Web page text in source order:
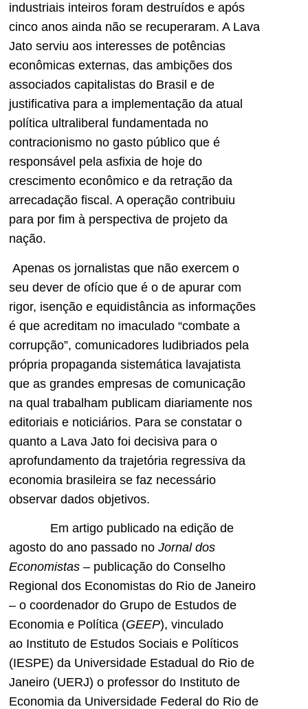
industriais inteiros foram destruídos e após
cinco anos ainda não se recuperaram. A Lava
Jato serviu aos interesses de potências
econômicas externas, das ambições dos
associados capitalistas do Brasil e de
justificativa para a implementação da atual
política ultraliberal fundamentada no
contracionismo no gasto público que é
responsável pela asfixia de hoje do
crescimento econômico e da retração da
arrecadação fiscal. A operação contribuiu
para por fim à perspectiva de projeto da
nação.
Apenas os jornalistas que não exercem o
seu dever de ofício que é o de apurar com
rigor, isenção e equidistância as informações
é que acreditam no imaculado “combate a
corrupção”, comunicadores ludibriados pela
própria propaganda sistemática lavajatista
que as grandes empresas de comunicação
na qual trabalham publicam diariamente nos
editoriais e noticiários. Para se constatar o
quanto a Lava Jato foi decisiva para o
aprofundamento da trajetória regressiva da
economia brasileira se faz necessário
observar dados objetivos.
Em artigo publicado na edição de
agosto do ano passado no Jornal dos
Economistas – publicação do Conselho
Regional dos Economistas do Rio de Janeiro
– o coordenador do Grupo de Estudos de
Economia e Política (GEEP), vinculado
ao Instituto de Estudos Sociais e Políticos
(IESPE) da Universidade Estadual do Rio de
Janeiro (UERJ) o professor do Instituto de
Economia da Universidade Federal do Rio de